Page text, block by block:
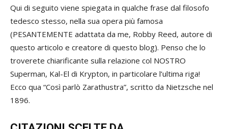
Qui di seguito viene spiegata in qualche frase dal filosofo
tedesco stesso, nella sua opera più famosa
(PESANTEMENTE adattata da me, Robby Reed, autore di
questo articolo e creatore di questo blog). Penso che lo
troverete chiarificante sulla relazione col NOSTRO
Superman, Kal-El di Krypton, in particolare l’ultima riga!
Ecco qua “Così parlò Zarathustra”, scritto da Nietzsche nel
1896.